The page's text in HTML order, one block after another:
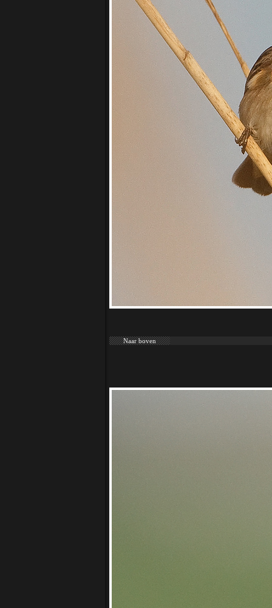
Naar boven